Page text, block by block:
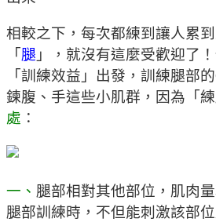
相較之下，每次都練到讓人累
「 腿 」，就沒有這麼受歡迎了
「訓練效益」出發，訓練腿部
鍊腹、手這些小肌群，因為「
處 ：
一、 腿部相對其他部位，肌肉
腿部訓練時，不但能刺激該部